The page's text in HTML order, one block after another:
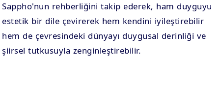
Sappho'nun rehberliğini takip ederek, ham duyguyu
estetik bir dile çevirerek hem kendini iyileştirebilir
hem de çevresindeki dünyayı duygusal derinliği ve
şiirsel tutkusuyla zenginleştirebilir.